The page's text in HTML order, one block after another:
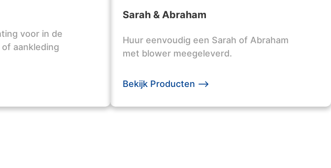
voor in de
aankleding
Sarah & Abraham
Huur eenvoudig een Sarah of Abraham
met blower meegeleverd.
Bekijk Producten -->